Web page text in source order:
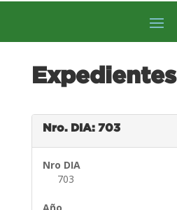
Expedientes
Nro. DIA: 703
Nro DIA
703